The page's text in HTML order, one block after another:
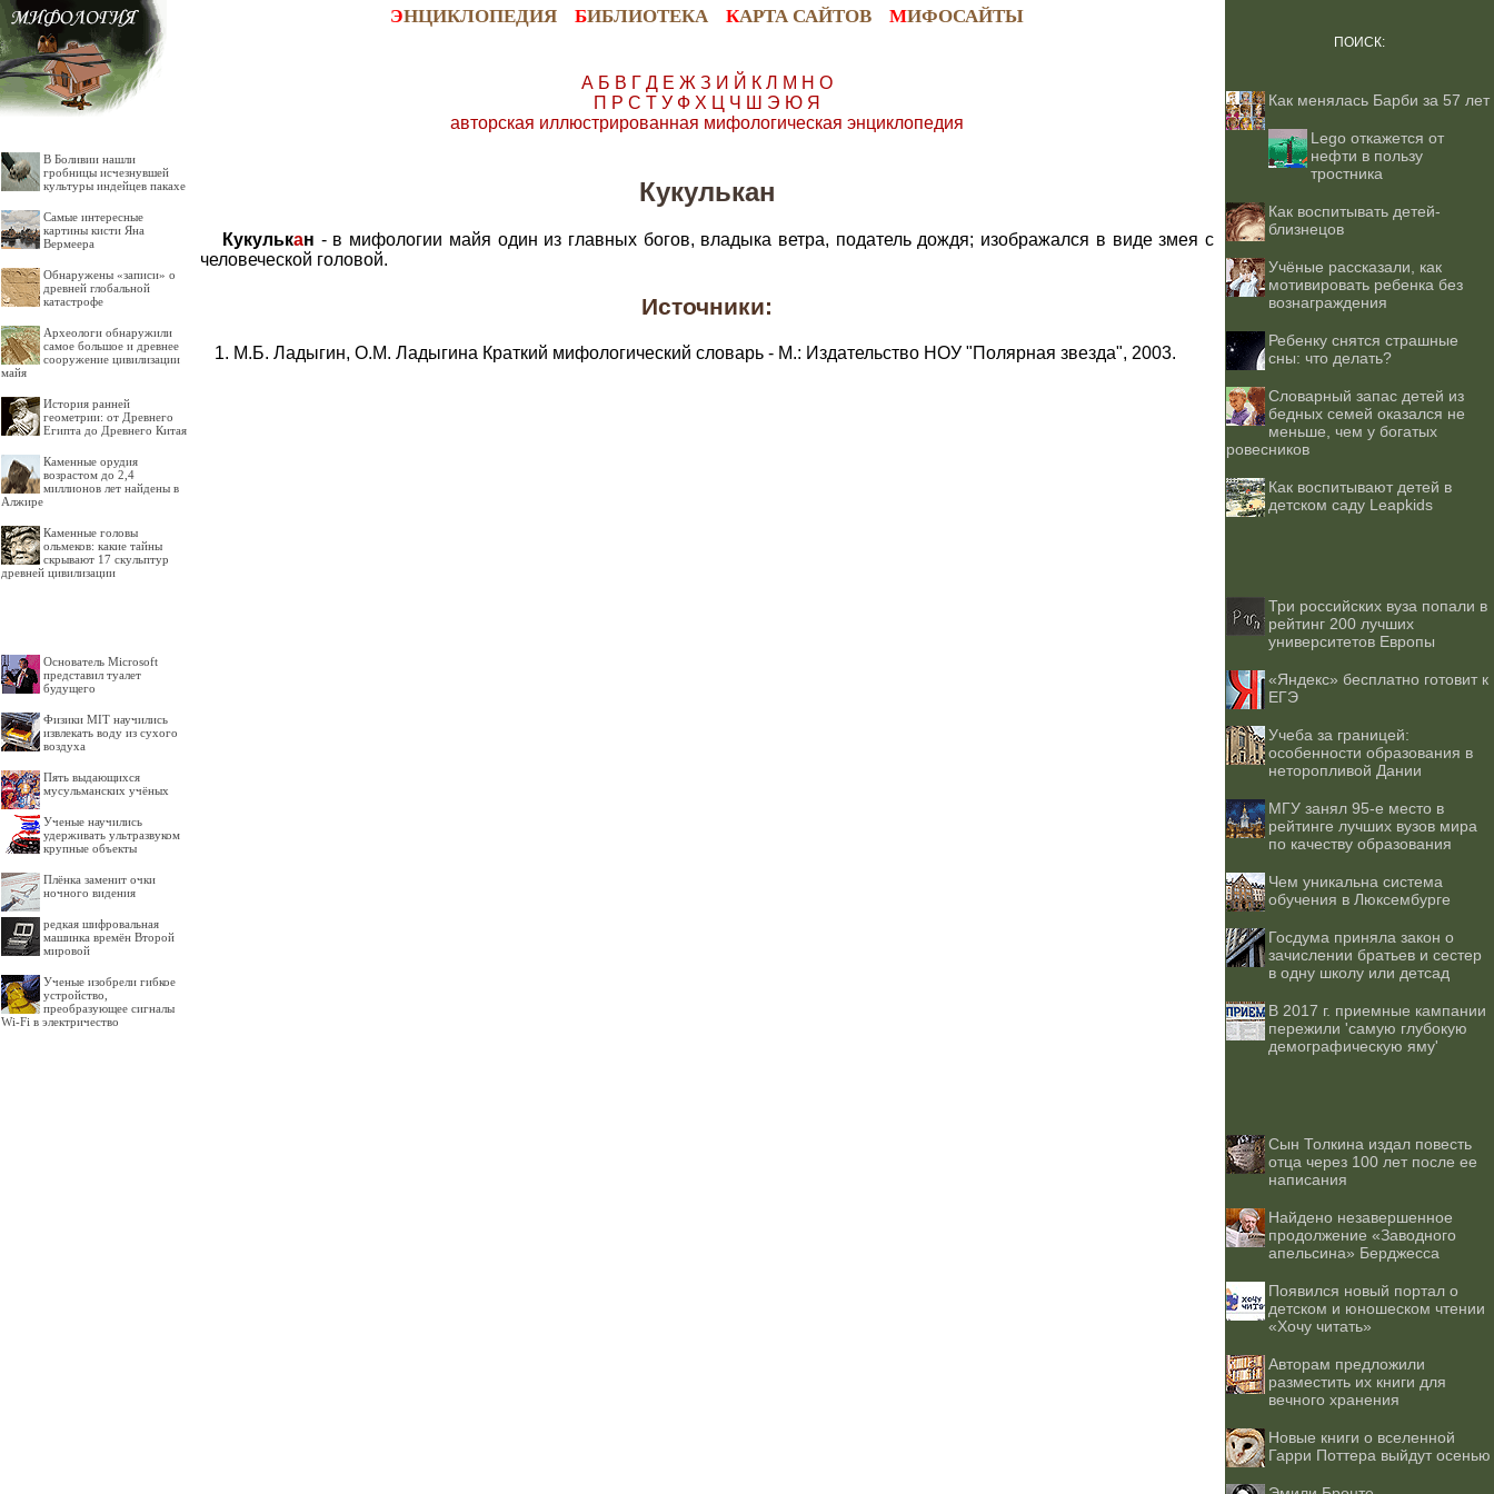
ЭНЦИКЛОПЕДИЯ БИБЛИОТЕКА КАРТА САЙТОВ МИФОСАЙТЫ
В Боливии нашли
гробницы исчезнувшей
культуры индейцев пакахе
Самые интересные
картины кисти Яна
Вермеера
Обнаружены «записи» о
древней глобальной
катастрофе
Археологи обнаружили
самое большое и древнее
сооружение цивилизации
майя
История ранней
геометрии: от Древнего
Египта до Древнего Китая
Каменные орудия
возрастом до 2,4
миллионов лет найдены в
Алжире
Каменные головы
ольмеков: какие тайны
скрывают 17 скульптур
древней цивилизации
Основатель Microsoft
представил туалет
будущего
Физики MIT научились
извлекать воду из сухого
воздуха
Пять выдающихся
мусульманских учёных
Ученые научились
удерживать ультразвуком
крупные объекты
Плёнка заменит очки
ночного видения
редкая шифровальная
машинка времён Второй
мировой
Ученые изобрели гибкое
устройство,
преобразующее сигналы
Wi-Fi в электричество
А Б В Г Д Е Ж З И Й К Л М Н О
П Р С Т У Ф Х Ц Ч Ш Э Ю Я
авторская иллюстрированная мифологическая энциклопедия
Кукулькан
Кукулькан - в мифологии майя один из главных богов, владыка ветра, податель дождя; изображался в виде змея с
человеческой головой.
Источники:
М.Б. Ладыгин, О.М. Ладыгина Краткий мифологический словарь - М.: Издательство НОУ "Полярная звезда", 2003.
ПОИСК:
Как менялась Барби за 57 лет
Lego откажется от
нефти в пользу
тростника
Как воспитывать детей-
близнецов
Учёные рассказали, как
мотивировать ребенка без
вознаграждения
Ребенку снятся страшные
сны: что делать?
Словарный запас детей из
бедных семей оказался не
меньше, чем у богатых
ровесников
Как воспитывают детей в
детском саду Leapkids
Три российских вуза попали в
рейтинг 200 лучших
университетов Европы
«Яндекс» бесплатно готовит к
ЕГЭ
Учеба за границей:
особенности образования в
неторопливой Дании
МГУ занял 95-е место в
рейтинге лучших вузов мира
по качеству образования
Чем уникальна система
обучения в Люксембурге
Госдума приняла закон о
зачислении братьев и сестер
в одну школу или детсад
В 2017 г. приемные кампании
пережили 'самую глубокую
демографическую яму'
Сын Толкина издал повесть
отца через 100 лет после ее
написания
Найдено незавершенное
продолжение «Заводного
апельсина» Берджесса
Появился новый портал о
детском и юношеском чтении
«Хочу читать»
Авторам предложили
разместить их книги для
вечного хранения
Новые книги о вселенной
Гарри Поттера выйдут осенью